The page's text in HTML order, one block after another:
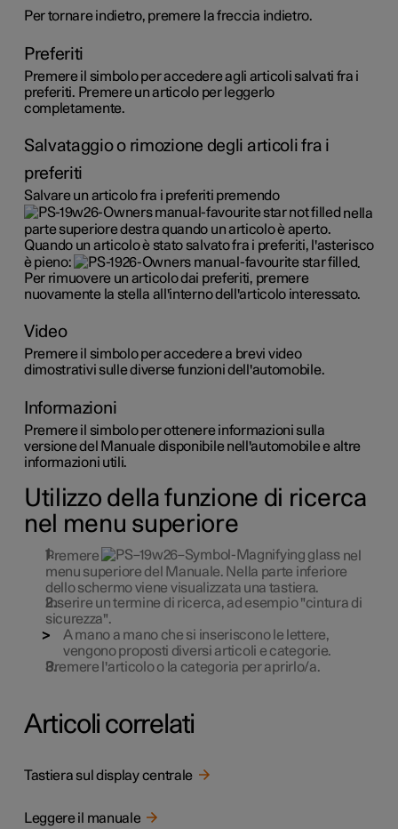
Per tornare indietro, premere la freccia indietro.
Preferiti
Premere il simbolo per accedere agli articoli salvati fra i
preferiti. Premere un articolo per leggerlo
completamente.
Salvataggio o rimozione degli articoli fra i
preferiti
Salvare un articolo fra i preferiti premendo
nella
parte superiore destra quando un articolo è aperto.
Quando un articolo è stato salvato fra i preferiti, l'asterisco
è pieno:
Per rimuovere un articolo dai preferiti, premere
nuovamente la stella all'interno dell'articolo interessato.
Video
Premere il simbolo per accedere a brevi video
dimostrativi sulle diverse funzioni dell'automobile.
Informazioni
Premere il simbolo per ottenere informazioni sulla
versione del Manuale disponibile nell'automobile e altre
informazioni utili.
Utilizzo della funzione di ricerca
nel menu superiore
Premere
nel
menu superiore del Manuale. Nella parte inferiore
dello schermo viene visualizzata una tastiera.
Inserire un termine di ricerca, ad esempio"cintura di
sicurezza".
A mano a mano che si inseriscono le lettere,
vengono proposti diversi articoli e categorie.
Premere l'articolo o la categoria per aprirlo/a.
Articoli correlati
Tastiera sul display centrale
Leggere il manuale